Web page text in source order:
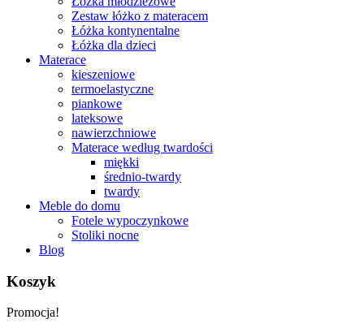
Zestaw łóżko z materacem
Łóżka kontynentalne
Łóżka dla dzieci
Materace
kieszeniowe
termoelastyczne
piankowe
lateksowe
nawierzchniowe
Materace według twardości
miękki
średnio-twardy
twardy
Meble do domu
Fotele wypoczynkowe
Stoliki nocne
Blog
Koszyk
Promocja!